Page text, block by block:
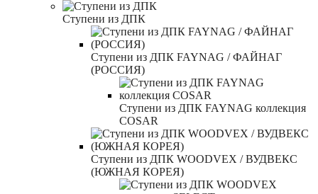
Ступени из ДПК
Ступени из ДПК FAYNAG / ФАЙНАГ
(РОССИЯ)
Ступени из ДПК FAYNAG коллекция
COSAR
Ступени из ДПК WOODVEX / ВУДВЕКС
(ЮЖНАЯ КОРЕЯ)